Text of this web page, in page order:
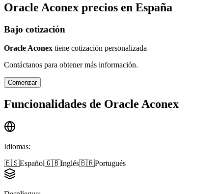
Oracle Aconex precios en España
Bajo cotización
Oracle Aconex tiene cotización personalizada
Contáctanos para obtener más información.
Comenzar
Funcionalidades de Oracle Aconex
Idiomas:
🇪🇸Español🇬🇧Inglés🇧🇷Portugués